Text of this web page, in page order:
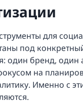
для
под
один бренд, один
на
Именно с